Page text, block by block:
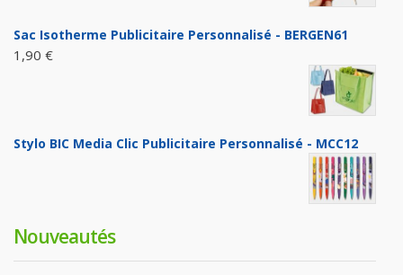
Sac Isotherme Publicitaire Personnalisé - BERGEN61
1,90 €
Stylo BIC Media Clic Publicitaire Personnalisé - MCC12
Nouveautés